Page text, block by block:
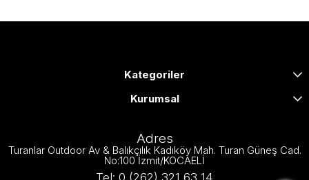
Kategoriler
Kurumsal
Adres
Turanlar Outdoor Av & Balıkçılık Kadıköy Mah. Turan Güneş Cad.
No:100 İzmit/KOCAELİ
Tel: 0 (262) 321 63 14